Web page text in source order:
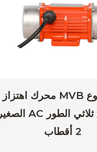
محرك اهتزاز MVB من النوع
الصغير AC أحادي / ثلاثي الطور
2 أقطاب